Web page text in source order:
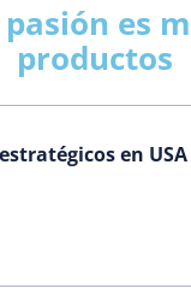
es
productos
en